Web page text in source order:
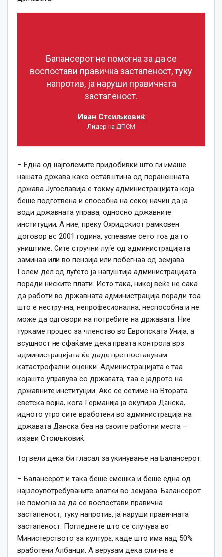
Балансерот не помогна за да се
воспостави правична застапеност, туку
напротив, ја наруши правичната
застапеност.
Иван Стоиљковиќ
Лидер на ДПСМ
– Една од најголемите придобивки што ги имаше
нашата држава како оставштина од поранешната
држава Југославија е токму администрацијата која
беше подготвена и способна на секој начин да ја
води државната управа, односно државните
институции. А ние, преку Охридскиот рамковен
договор во 2001 година, успеавме сето тоа да го
уништиме. Сите стручни луѓе од администрацијата
заминаа или во пензија или побегнаа од земјава.
Голем дел од луѓето ја напуштија администрацијата
поради ниските плати. Исто така, никој веќе не сака
да работи во државната администрација поради тоа
што е нестручна, непрофесионална, неспособна и не
може да одговори на потребите на државата. Ние
туркаме процес за членство во Европската Унија, а
всушност не сфаќаме дека првата контрола врз
администрацијата ќе даде претпоставувам
катастрофални оценки. Администрацијата е таа
којашто управува со државата, таа е јадрото на
државните институции. Ако се сетиме на Втората
светска војна, кога Германија ја окупира Данска,
идното утро сите вработени во администрација на
државата Данска беа на своите работни места –
изјави Стоиљковиќ.
Тој вели дека би гласал за укинување на Балансерот.
– Балансерот и така беше смешка и беше една од
најзлоупотребуваните алатки во земјава. Балансерот
не помогна за да се воспостави правична
застапеност, туку напротив, ја наруши правичната
застапеност. Погледнете што се случува во
Министерството за култура, каде што има над 50%
вработени Албанци. А верувам дека слична е